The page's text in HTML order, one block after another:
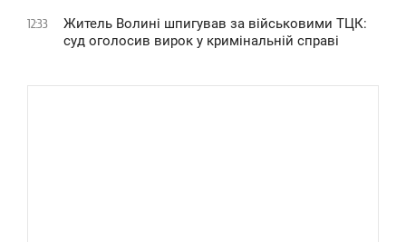
12:33
Житель Волині шпигував за військовими ТЦК:
суд оголосив вирок у кримінальній справі